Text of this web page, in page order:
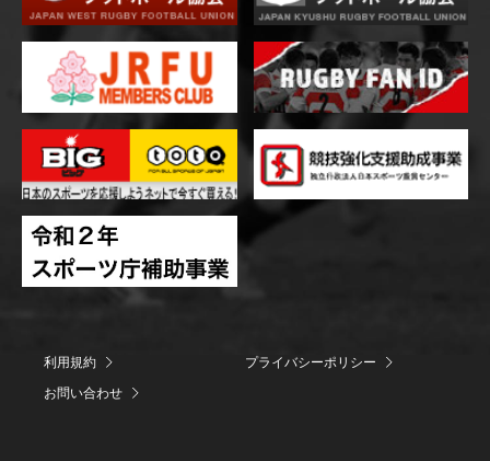
利用規約
プライバシーポリシー
お問い合わせ